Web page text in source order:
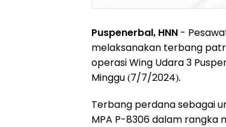
Puspenerbal, HNN -
melaksanakan terbang
operasi Wing Udara 3
Minggu (7/7/2024).
Terbang perdana sebagai
MPA P-8306 dalam rangka